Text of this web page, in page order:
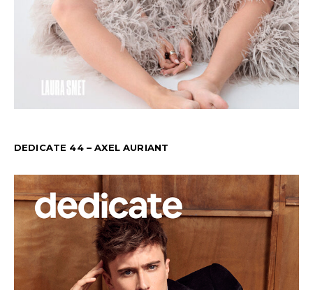
DEDICATE 44 – AXEL AURIANT